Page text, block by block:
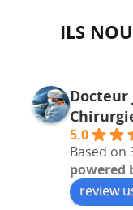
ILS
Docteur
5.0
Based on
powered
review